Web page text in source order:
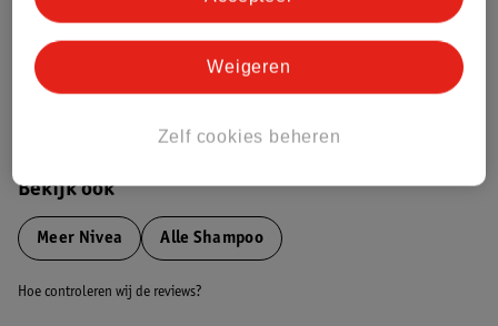
Bekijk ook
Meer Nivea Alle Shampoo
Hoe controleren wij de reviews?
Zelf cookies beheren
Weigeren